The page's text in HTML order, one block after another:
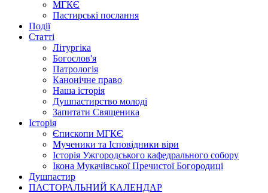
МГКЄ
Пастирські послання
Події
Статті
Літургіка
Богослов'я
Патрологія
Канонічне право
Наша історія
Душпастирство молоді
Запитати Священика
Історія
Єпископи МГКЄ
Мученики та Ісповідники віри
Історія Ужгородського кафедрального собору
Ікона Мукачівської Пречистої Богородиці
Душпастир
ПАСТОРАЛЬНИЙ КАЛЕНДАР